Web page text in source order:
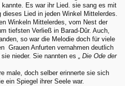
Es war ihr Lied. sie sang es mit
dieses Lied in jeden Winkel Mittelerdes.
Winkeln Mittelerdes, vom Nest der
tiefsten Verließ in Barad-Dûr. Auch,
so war die Melodie doch für viele
Grauen Anfurten vernahmen deutlich
nieder. Sie nannten es „ Die Ode der
male, doch selber erinnerte sie sich
ein Spiegel ihrer Seele war.